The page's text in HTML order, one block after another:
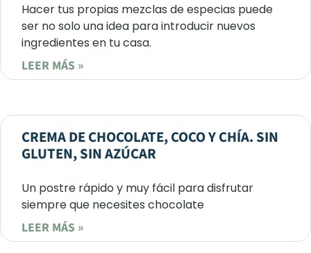
Hacer tus propias mezclas de especias puede
ser no solo una idea para introducir nuevos
ingredientes en tu casa.
LEER MÁS »
CREMA DE CHOCOLATE, COCO Y CHÍA. SIN
GLUTEN, SIN AZÚCAR
Un postre rápido y muy fácil para disfrutar
siempre que necesites chocolate
LEER MÁS »